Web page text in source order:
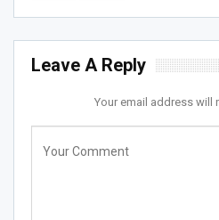
Leave A Reply
Your email address will